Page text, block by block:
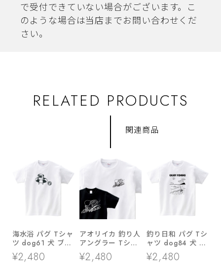
で受付できていない場合がございます。こ
のような場合は当店までお問い合わせくだ
さい。
RELATED PRODUCTS
関連商品
海水浴 パグ Tシャ
ツ dog61 犬 ブヒ
パグ 好き 服 ゆる
い イラスト
¥2,480
アオリイカ 釣り人
アングラー Tシャ
ツ rf28 あおりい
か ルアーフィッシ
¥2,480
釣り日和 パグ Tシ
ャツ dog84 犬 ブ
ヒ ゆるい 手描き
イラスト パグ 犬
¥2,480